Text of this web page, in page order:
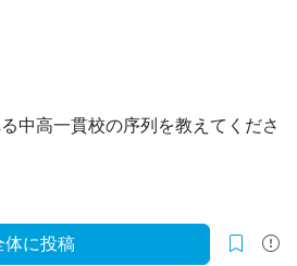
中高一貫校の序列を教えてくださ
体に投稿